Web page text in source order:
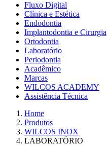
Fluxo Digital
Clínica e Estética
Endodontia
Implantodontia e Cirurgia
Ortodontia
Laboratório
Periodontia
Acadêmico
Marcas
WILCOS ACADEMY
Assistência Técnica
Home
Produtos
WILCOS INOX
LABORATÓRIO